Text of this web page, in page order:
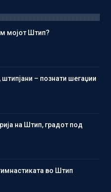
мојот Штип?
штипјани – познати шегаџии
на Штип, градот под
во Штип